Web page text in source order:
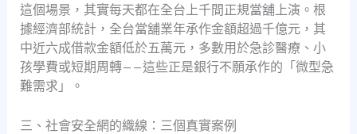
這個場景，其實每天都在全台上千間正規當舖上演。根
據經濟部統計，全台當舖業年承作金額超過千億元，其
中近六成借款金額低於五萬元，多數用於急診醫療、小
孩學費或短期周轉——這些正是銀行不願承作的「微型急
難需求」。
三、社會安全網的織線：三個真實案例